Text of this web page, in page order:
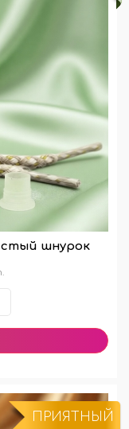
шнурок
ПРИЯТНЫЙ